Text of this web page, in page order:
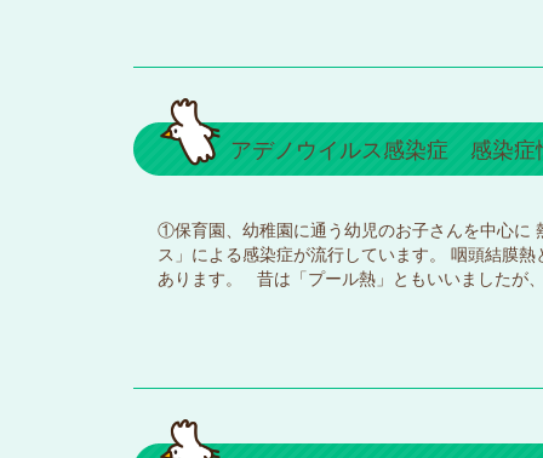
アデノウイルス感染症 感染症
①保育園、幼稚園に通う幼児のお子さんを中心に
ス」による感染症が流行しています。 咽頭結膜
あります。 昔は「プール熱」ともいいましたが